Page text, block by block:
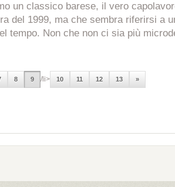
un classico barese, il vero
del 1999, ma che sembra riferirsi a
tempo. Non che non ci sia più
8 9 /li> 10 11 12 13 »